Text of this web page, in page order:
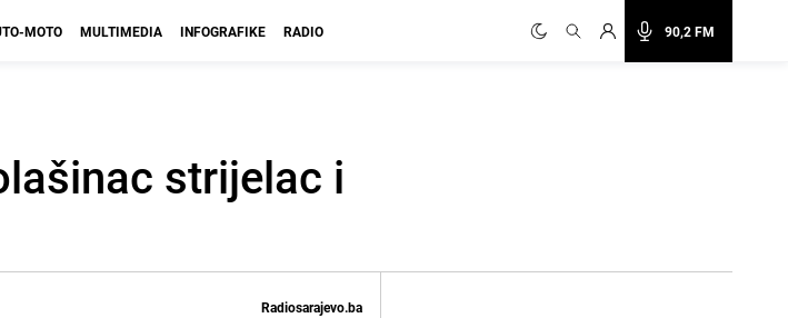
90,2 FM
MOTO MULTIMEDIA INFOGRAFIKE RADIO
strijelac i
Radiosarajevo.ba